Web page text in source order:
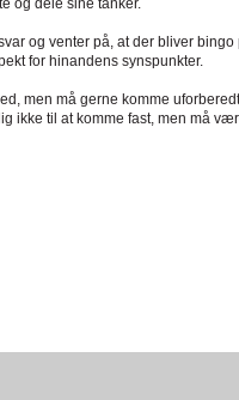
og dele sine tanker.
og venter på, at der bliver
for hinandens synspunkter.
men må gerne komme
ikke til at komme fast, men må